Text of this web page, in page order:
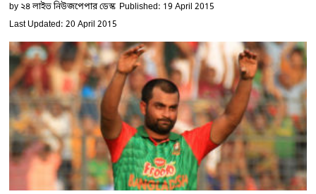
by২৪ লাইভ নিউজপেপার ডেস্ক Published: 19 April 2015
Last Updated: 20 April 2015